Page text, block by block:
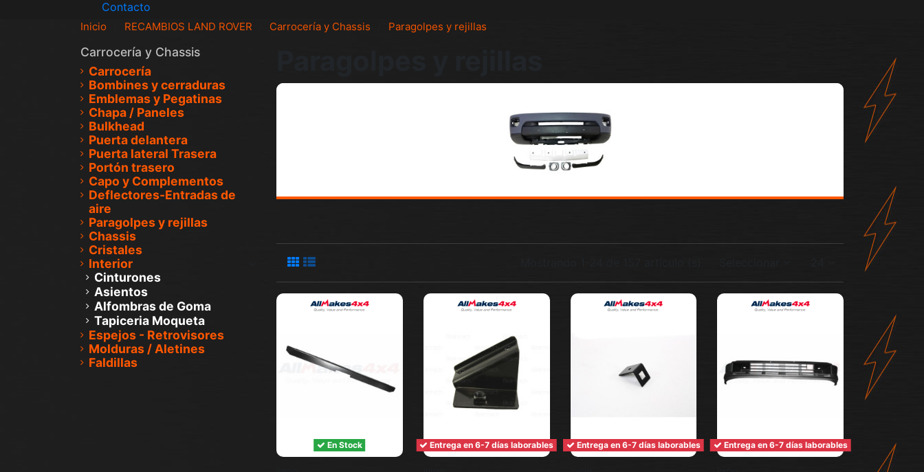
Contacto
Inicio RECAMBIOS LAND ROVER Carrocería y Chassis Paragolpes y rejillas
En Stock Entrega en 6-7 días laborables Entrega en 6-7 días laborables Entrega en 6-7 días laborables
Carrocería y Chassis
Carrocería
Bombines y cerraduras
Emblemas y Pegatinas
Chapa / Paneles
Bulkhead
Puerta delantera
Puerta lateral Trasera
Portón trasero
Capo y Complementos
Deflectores-Entradas de
aire
Paragolpes y rejillas
Chassis
Cristales
Interior
Cinturones
Asientos
Alfombras de Goma
Tapiceria Moqueta
Espejos - Retrovisores
Molduras / Aletines
Faldillas